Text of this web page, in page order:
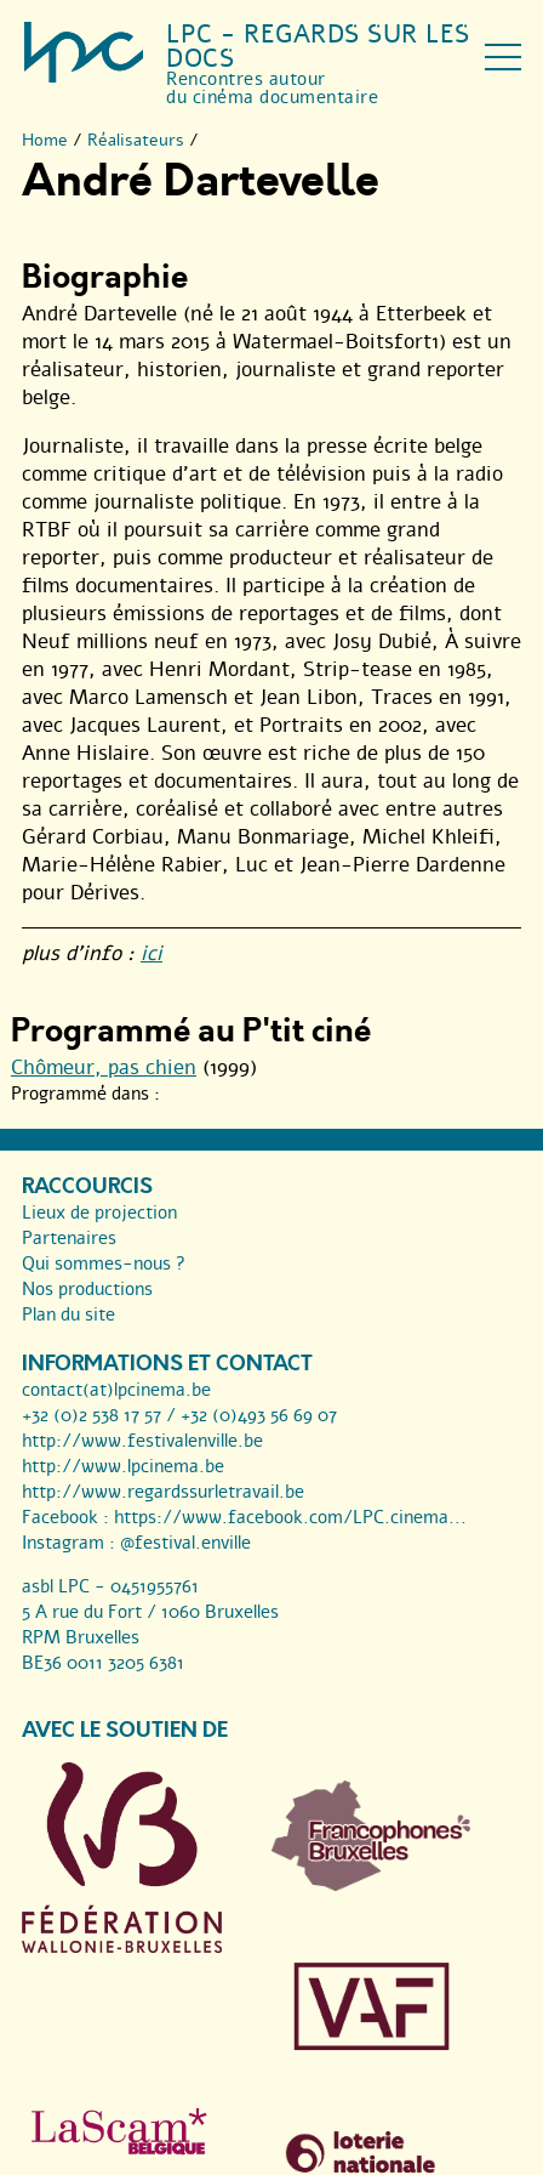
LPC - REGARDS SUR LES
DOCS
Rencontres autour
du cinéma documentaire
Home / Réalisateurs /
André Dartevelle
Biographie
André Dartevelle (né le 21 août 1944 à Etterbeek et
mort le 14 mars 2015 à Watermael-Boitsfort1) est un
réalisateur, historien, journaliste et grand reporter
belge.
Journaliste, il travaille dans la presse écrite belge
comme critique d’art et de télévision puis à la radio
comme journaliste politique. En 1973, il entre à la
RTBF où il poursuit sa carrière comme grand
reporter, puis comme producteur et réalisateur de
films documentaires. Il participe à la création de
plusieurs émissions de reportages et de films, dont
Neuf millions neuf en 1973, avec Josy Dubié, À suivre
en 1977, avec Henri Mordant, Strip-tease en 1985,
avec Marco Lamensch et Jean Libon, Traces en 1991,
avec Jacques Laurent, et Portraits en 2002, avec
Anne Hislaire. Son œuvre est riche de plus de 150
reportages et documentaires. Il aura, tout au long de
sa carrière, coréalisé et collaboré avec entre autres
Gérard Corbiau, Manu Bonmariage, Michel Khleifi,
Marie-Hélène Rabier, Luc et Jean-Pierre Dardenne
pour Dérives.
plus d’info : ici
Programmé au P'tit ciné
Chômeur, pas chien (1999)
Programmé dans :
RACCOURCIS
Lieux de projection
Partenaires
Qui sommes-nous ?
Nos productions
Plan du site
INFORMATIONS ET CONTACT
contact(at)lpcinema.be
+32 (0)2 538 17 57 / +32 (0)493 56 69 07
http://www.festivalenville.be
http://www.lpcinema.be
http://www.regardssurletravail.be
Facebook : https://www.facebook.com/LPC.cinema...
Instagram : @festival.enville
asbl LPC - 0451955761
5 A rue du Fort / 1060 Bruxelles
RPM Bruxelles
BE36 0011 3205 6381
AVEC LE SOUTIEN DE